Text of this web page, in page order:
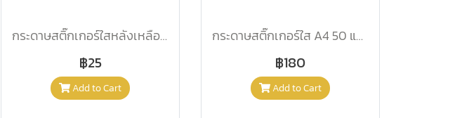
กระดาษสติ๊กเกอร์ใสหลังเหลือง แผ่นใหญ่ /แผ่น
฿25
Add to Cart
กระดาษสติ๊กเกอร์ใส A4 50 แผ่น /แพ็ค
฿180
Add to Cart